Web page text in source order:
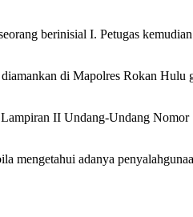
berinisial I. Petugas
di Mapolres Rokan Hulu
II Undang-Undang Nomor
mengetahui adanya